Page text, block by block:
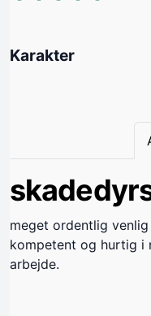
Karakter
meget ordentlig
kompetent og hurtig i
arbejde.